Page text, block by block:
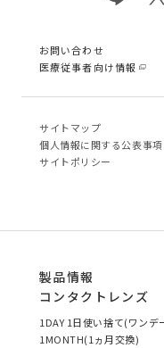
お問い合わせ
医療従事者向け情報
サイトマップ
個⼈情報に関する公表事項
サイトポリシー
製品情報
コンタクトレンズ
1DAY 1日使い捨て(ワンデ
1MONTH(1ヵ月交換)